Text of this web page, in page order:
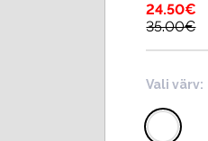
24.50€
35.00€
Vali värv: